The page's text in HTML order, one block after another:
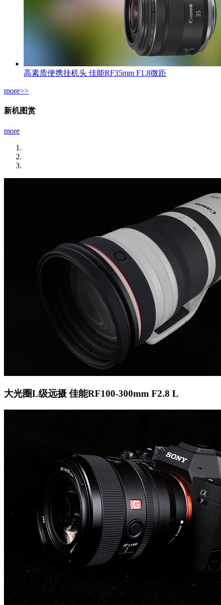
高素质便携挂机头 佳能RF35mm F1.8微距
more>>
新机图赏
more
大光圈L级远摄 佳能RF100-300mm F2.8 L